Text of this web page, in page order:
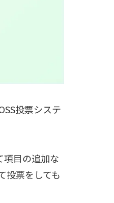
投票システ
項目の追加な
投票をしても